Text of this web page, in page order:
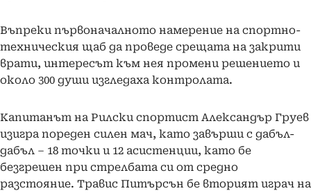
Въпреки първоначалното намерение на спортно-
техническия щаб да проведе срещата на закрити
врати, интересът към нея промени решението и
около 300 души изгледаха контролата.
Капитанът на Рилски спортист Александър Груев
изигра пореден силен мач, като завърши с дабъл-
дабъл – 18 точки и 12 асистенции, като бе
безгрешен при стрелбата си от средно
разстояние. Травис Питърсън бе вторият играч на